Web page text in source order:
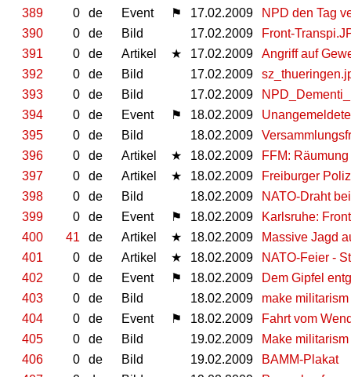
389
0 de Event ⚑ 17.02.2009
NPD den Tag
390
0 de Bild 17.02.2009
Front-
391
0 de Artikel ★ 17.02.2009
Angriff auf
392
0 de Bild 17.02.2009
393
0 de Bild 17.02.2009
394
0 de Event ⚑ 18.02.2009
395
0 de Bild 18.02.2009
396
0 de Artikel ★ 18.02.2009
FFM:
397
0 de Artikel ★ 18.02.2009
Freiburger
398
0 de Bild 18.02.2009
NATO-Draht
399
0 de Event ⚑ 18.02.2009
Karlsruhe:
400
41 de Artikel ★ 18.02.2009
Massive Jagd
401
0 de Artikel ★ 18.02.2009
NATO-Feier -
402
0 de Event ⚑ 18.02.2009
Dem Gipfel
403
0 de Bild 18.02.2009
make
404
0 de Event ⚑ 18.02.2009
Fahrt vom
405
0 de Bild 19.02.2009
Make
406
0 de Bild 19.02.2009
BAMM-Plakat